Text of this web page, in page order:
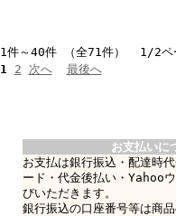
1件～40件 （全71件） 1/2ペ
1
2 次へ 最後へ
お支払いに
お支払は銀行振込・配達時
ード・代金後払い・Yahoo
びいただきます。
銀行振込の口座番号等は商